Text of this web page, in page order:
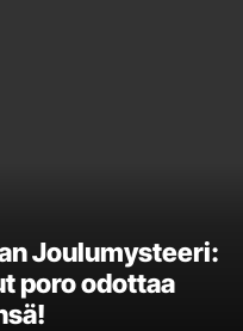
Joulumysteeri:
poro odottaa